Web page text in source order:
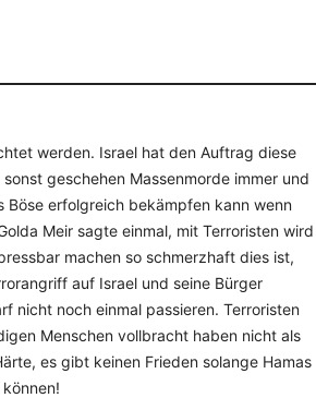
werden. Israel hat den Auftrag diese
geschehen Massenmorde immer und
Böse erfolgreich bekämpfen kann wenn
Meir sagte einmal, mit Terroristen wird
machen so schmerzhaft dies ist,
auf Israel und seine Bürger
nicht noch einmal passieren. Terroristen
Menschen vollbracht haben nicht als
es gibt keinen Frieden solange Hamas